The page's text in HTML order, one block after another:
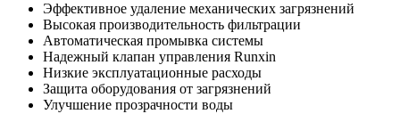
Эффективное удаление механических загрязнений
Высокая производительность фильтрации
Автоматическая промывка системы
Надежный клапан управления Runxin
Низкие эксплуатационные расходы
Защита оборудования от загрязнений
Улучшение прозрачности воды